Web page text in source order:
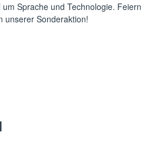
Sprache und Technologie. Feiern
unserer Sonderaktion!